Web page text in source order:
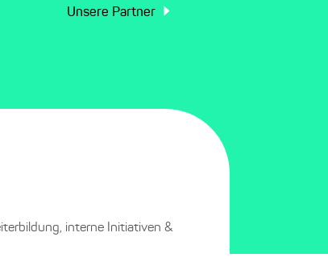
Unsere Partner
interne Initiativen &